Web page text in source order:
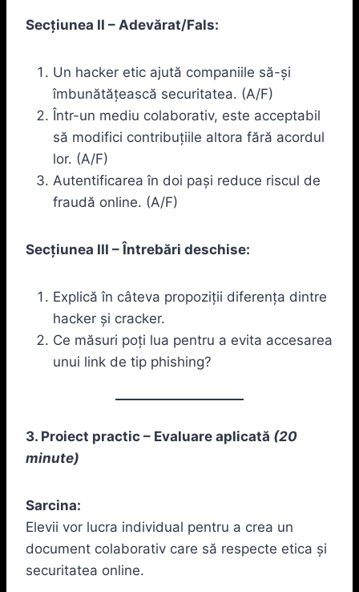
Secțiunea II – Adevărat/Fals:
Un hacker etic ajută companiile să-și
îmbunătățească securitatea. (A/F)
Într-un mediu colaborativ, este acceptabil
să modifici contribuțiile altora fără acordul
lor. (A/F)
Autentificarea în doi pași reduce riscul de
fraudă online. (A/F)
Secțiunea III – Întrebări deschise:
Explică în câteva propoziții diferența dintre
hacker și cracker.
Ce măsuri poți lua pentru a evita accesarea
unui link de tip phishing?
3. Proiect practic – Evaluare aplicată (20
minute)
Sarcina:
Elevii vor lucra individual pentru a crea un
document colaborativ care să respecte etica și
securitatea online.